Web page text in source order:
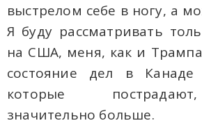
выстрелом себе в ногу, а
Я буду рассматривать
на США, меня, как и
состояние дел в
которые
значительно больше.